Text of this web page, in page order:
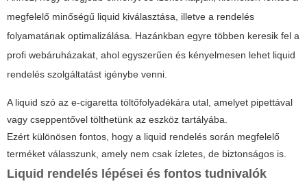
megfelelő minőségű liquid kiválasztása, illetve a rendelés
folyamatának optimalizálása. Hazánkban egyre többen keresik fel a
profi webáruházakat, ahol egyszerűen és kényelmesen lehet liquid
rendelés szolgáltatást igénybe venni.
A liquid szó az e-cigaretta töltőfolyadékára utal, amelyet pipettával
vagy cseppentővel tölthetünk az eszköz tartályába.
Ezért különösen fontos, hogy a liquid rendelés során megfelelő
terméket válasszunk, amely nem csak ízletes, de biztonságos is.
Liquid rendelés lépései és fontos tudnivalók